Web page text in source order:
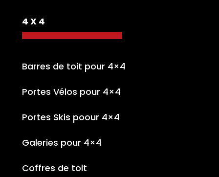
4 X 4
Barres de toit pour 4×4
Portes Vélos pour 4×4
Portes Skis poour 4×4
Galeries pour 4×4
Coffres de toit